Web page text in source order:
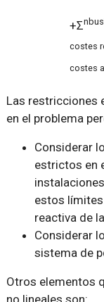
+Σ
costes
costes
Las restricciones
en el problema
Considerar
estrictos en
estos
reactiva de
Considerar
sistema de
Otros elementos
no lineales son: